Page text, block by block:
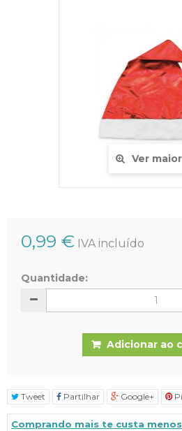
Ver maior
0,99 € IVA incluído
Quantidade:
Adicionar ao
Tweet Partilhar Google+
Comprando mais te custa